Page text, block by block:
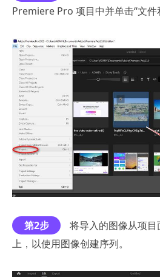
Premiere Pro 项目中并单击“文件
第2步
将导入的图像从项
上，以使用图像创建序列。